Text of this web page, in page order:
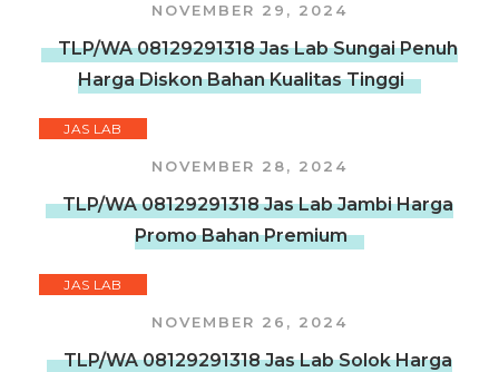
NOVEMBER 29, 2024
TLP/WA 08129291318 Jas Lab Sungai Penuh
Harga Diskon Bahan Kualitas Tinggi
JAS LAB
NOVEMBER 28, 2024
TLP/WA 08129291318 Jas Lab Jambi Harga
Promo Bahan Premium
JAS LAB
NOVEMBER 26, 2024
TLP/WA 08129291318 Jas Lab Solok Harga